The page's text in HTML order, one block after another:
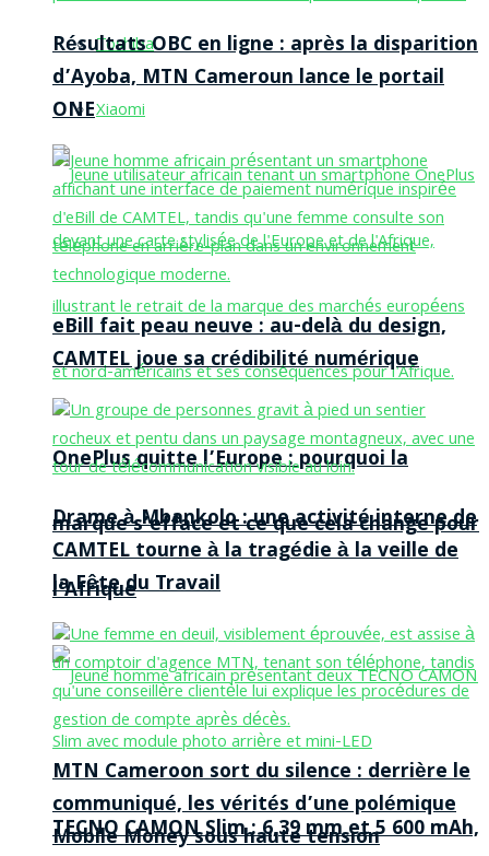
Toshiba
Xiaomi
OnePlus quitte l’Europe : pourquoi la
marque s’efface et ce que cela change pour
l’Afrique
TECNO CAMON Slim : 6,39 mm et 5 600 mAh,
Résultats OBC en ligne : après la disparition
d’Ayoba, MTN Cameroun lance le portail
ONE
eBill fait peau neuve : au-delà du design,
CAMTEL joue sa crédibilité numérique
Drame à Mbankolo : une activité interne de
CAMTEL tourne à la tragédie à la veille de
la Fête du Travail
MTN Cameroon sort du silence : derrière le
communiqué, les vérités d’une polémique
Mobile Money sous haute tension